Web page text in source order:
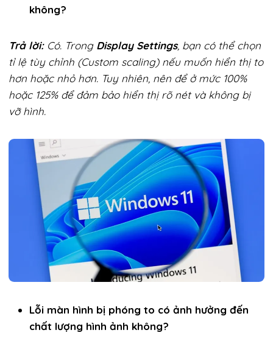
không?
Trả lời:Có. Trong Display Settings, bạn có thể chọn
tỉ lệ tùy chỉnh (Custom scaling) nếu muốn hiển thị to
hơn hoặc nhỏ hơn. Tuy nhiên, nên để ở mức 100%
hoặc 125% để đảm bảo hiển thị rõ nét và không bị
vỡ hình.
Lỗi màn hình bị phóng to có ảnh hưởng đến
chất lượng hình ảnh không?